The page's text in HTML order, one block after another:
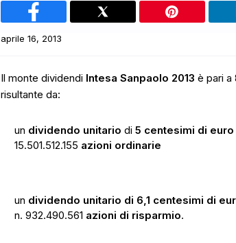
aprile 16, 2013
Il monte dividendi Intesa Sanpaolo 2013 è pari a
risultante da:
un dividendo unitario di 5 centesimi di euro
15.501.512.155 azioni ordinarie
un dividendo unitario di 6,1 centesimi di
n. 932.490.561 azioni di risparmio.